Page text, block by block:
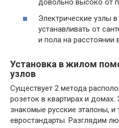
довольно высоко от
Электрические узлы
устанавливать от
и пола на расстоянии
Установка в жилом
узлов
Существует 2 метода
розеток в квартирах и
знакомые русские эталоны, и
евростандарты. Разглядим